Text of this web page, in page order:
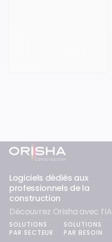
Pied-de-page
Logiciels dédiés aux
professionnels de la
construction
Découvrez Orisha avec l’IA
SOLUTIONS
PAR SECTEUR
SOLUTIONS
PAR BESOIN